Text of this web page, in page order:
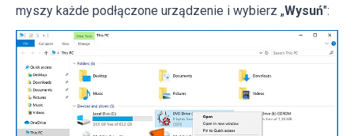
myszy każde podłączone urządzenie i wybierz „Wysuń":